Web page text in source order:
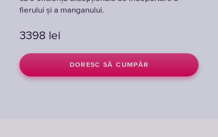
fierului și a manganului.
3398 lei
DORESC SĂ CUMPĂR
fierului și a manganului.
3398 lei
DORESC SĂ CUMPĂR
fierului și a manganului.
3398 lei
DORESC SĂ CUMPĂR